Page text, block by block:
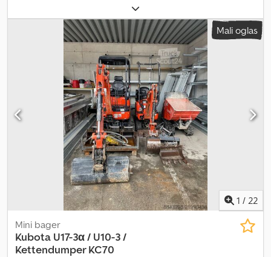
dobro održavan Kubota KX 71-3 * Mini bager * Kubota KX 71-3 *
Godina proizvodnje 2012 * Oko 4720 radnih sati * Brzi sistem za
zamenu priključaka Chsdpszr Awmofx Acioa * Hidraulični uređaj
za čišćenje kanala * 2 kašike za kopanje Mogućnost zamene
Finansiranje od 3,99% Greške i prethodna prodaja su moguće!
Podaci u ovom oglasu su samo opis i ne predstavljaju
zagarantovane karakteristike. Prodavac ne snosi odgovornost za
greške u pisanju i prenosu podataka. Navedena oprema se mora
proveriti odvojeno. Svi podaci u oglasima su neobavezujući!
Dostava na celoj teritoriji države na zahtev Radno vreme: Od
ponedeljka do četvrtka od 9:00 do 17:00 Petak od 9:00 do 14:00 i
po dogovoru!!!
Mali oglas
1 / 22
Mini bager
Kubota U17-3α / U10-3 /
Kettendumper KC70